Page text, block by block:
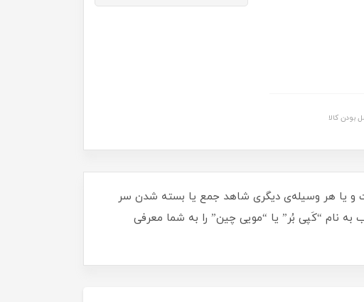
بودن کالا
و یا هر وسیله‌ی دیگری شاهد جمع یا بسته شدن سر
به نام “کَپی بُر” یا “مویی چین” را به شما معرفی